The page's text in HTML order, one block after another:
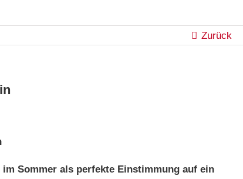
Zurück
Sommer als perfekte Einstimmung auf ein